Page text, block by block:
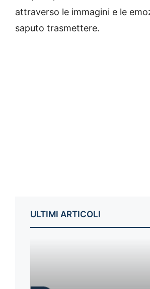
attraverso le immagini e le
saputo trasmettere.
ULTIMI ARTICOLI